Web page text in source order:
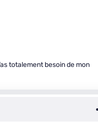
totalement besoin de mon